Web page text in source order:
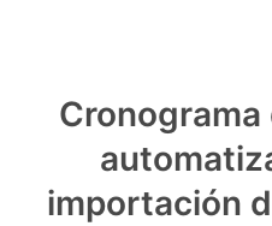
importación